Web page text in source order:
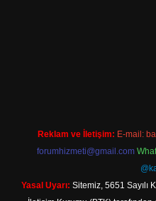
Reklam ve İletişim: E-mail:
forumhizmeti@gmail.com
Yasal Uyarı: Sitemiz, 5651 Sayılı